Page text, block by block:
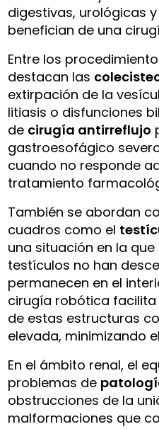
digestivas, urológicas
benefician de una
Entre los
destacan las
extirpación de la
litiasis o disfunciones
de cirugía antirreflujo
gastroesofágico
cuando no responde
tratamiento
También se abordan
cuadros como el
una situación en la
testículos no han
permanecen en el
cirugía robótica
de estas estructuras
elevada, minimizando
En el ámbito renal, el
problemas de
obstrucciones de la
malformaciones que